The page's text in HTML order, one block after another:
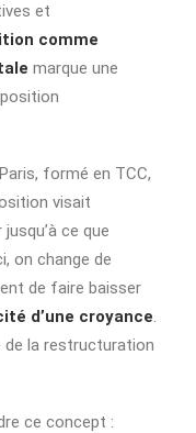
et
comme
marque une
formé en TCC,
visait
ce que
on change de
de faire baisser
d’une croyance.
de la restructuration
ce concept :